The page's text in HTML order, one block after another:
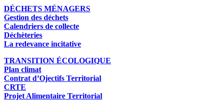
DÉCHETS MÉNAGERS
Gestion des déchets
Calendriers de collecte
Déchèteries
La redevance incitative
TRANSITION ÉCOLOGIQUE
Plan climat
Contrat d’Ojectifs Territorial
CRTE
Projet Alimentaire Territorial